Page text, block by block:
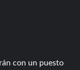
con un puesto